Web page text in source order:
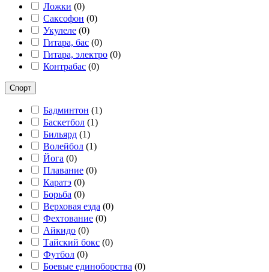
Ложки (0)
Саксофон (0)
Укулеле (0)
Гитара, бас (0)
Гитара, электро (0)
Контрабас (0)
Спорт
Бадминтон (1)
Баскетбол (1)
Бильярд (1)
Волейбол (1)
Йога (0)
Плавание (0)
Каратэ (0)
Борьба (0)
Верховая езда (0)
Фехтование (0)
Айкидо (0)
Тайский бокс (0)
Футбол (0)
Боевые единоборства (0)